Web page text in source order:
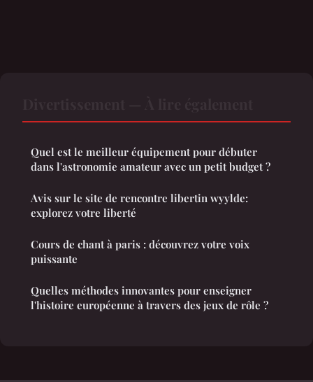
Quel est le meilleur équipement pour débuter
dans l'astronomie amateur avec un petit budget ?
Avis sur le site de rencontre libertin wyylde:
explorez votre liberté
Cours de chant à paris : découvrez votre voix
puissante
Quelles méthodes innovantes pour enseigner
l'histoire européenne à travers des jeux de rôle ?